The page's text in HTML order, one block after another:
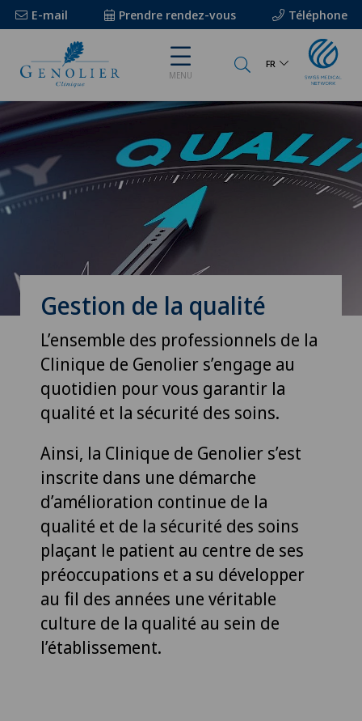
E-mail Prendre rendez-vous Téléphone
MENU
FR
Gestion de la qualité
L’ensemble des professionnels de la
Clinique de Genolier s’engage au
quotidien pour vous garantir la
qualité et la sécurité des soins.
Ainsi, la Clinique de Genolier s’est
inscrite dans une démarche
d’amélioration continue de la
qualité et de la sécurité des soins
plaçant le patient au centre de ses
préoccupations et a su développer
au fil des années une véritable
culture de la qualité au sein de
l’établissement.